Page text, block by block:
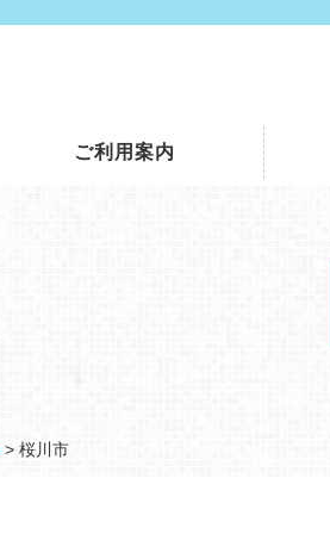
ご利用案内
> 桜川市